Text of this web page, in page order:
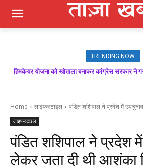
TRENDING NOW
मजबूत बूथ ही भाजपा की जीत की गारंटी, आगामी
Home लाइफस्टाइल पंडित शशिपाल ने प्रदेश में
लाइफस्टाइल
पंडित शशिपाल ने प्रदेश
लेकर जता दी थी आशंका